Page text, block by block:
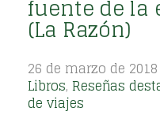
fuente de
(La Razón)
26 de marzo de
Libros, Reseñas
de viajes